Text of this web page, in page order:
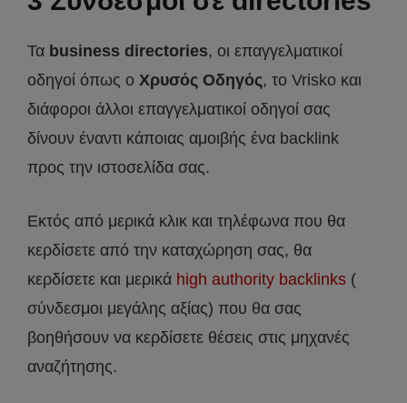
Τα business directories, οι επαγγελματικοί
οδηγοί όπως ο Χρυσός Οδηγός, το Vrisko και
διάφοροι άλλοι επαγγελματικοί οδηγοί σας
δίνουν έναντι κάποιας αμοιβής ένα backlink
προς την ιστοσελίδα σας.
Εκτός από μερικά κλικ και τηλέφωνα που θα
κερδίσετε από την καταχώρηση σας, θα
κερδίσετε και μερικά high authority backlinks (
σύνδεσμοι μεγάλης αξίας) που θα σας
βοηθήσουν να κερδίσετε θέσεις στις μηχανές
αναζήτησης.